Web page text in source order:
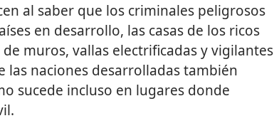
al saber que los criminales peligrosos
en desarrollo, las casas de los ricos
muros, vallas electrificadas y vigilantes
las naciones desarrolladas también
sucede incluso en lugares donde